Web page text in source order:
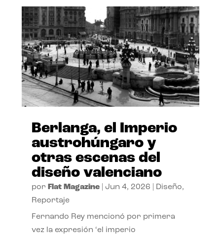
Berlanga, el Imperio
austrohúngaro y
otras escenas del
diseño valenciano
por Flat Magazine| Jun 4, 2026 Diseño,
Reportaje
Fernando Rey mencionó por primera
vez la expresión ‘el imperio